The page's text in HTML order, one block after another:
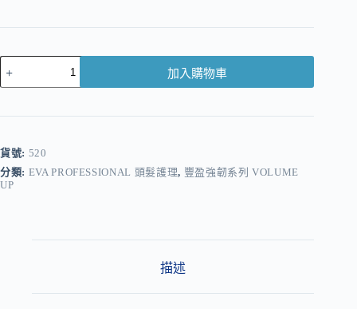
加入購物車
r
n
a
貨號: 520
分類: EVA PROFESSIONAL 頭髮護理, 豐盈強韌系列 VOLUME
UP
描述